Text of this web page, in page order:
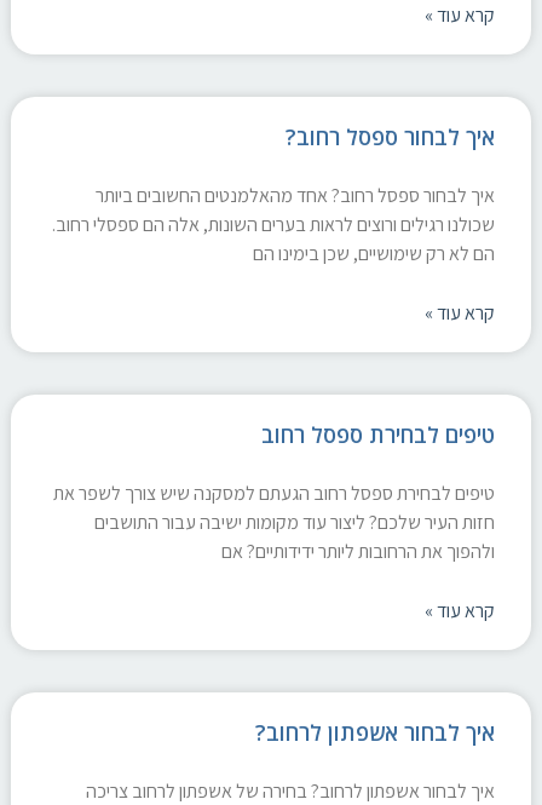
קרא עוד »
איך לבחור ספסל רחוב?
איך לבחור ספסל רחוב? אחד מהאלמנטים החשובים ביותר
שכולנו רגילים ורוצים לראות בערים השונות, אלה הם ספסלי רחוב.
הם לא רק שימושיים, שכן בימינו הם
קרא עוד »
טיפים לבחירת ספסל רחוב
טיפים לבחירת ספסל רחוב הגעתם למסקנה שיש צורך לשפר את
חזות העיר שלכם? ליצור עוד מקומות ישיבה עבור התושבים
ולהפוך את הרחובות ליותר ידידותיים? אם
קרא עוד »
איך לבחור אשפתון לרחוב?
איך לבחור אשפתון לרחוב? בחירה של אשפתון לרחוב צריכה